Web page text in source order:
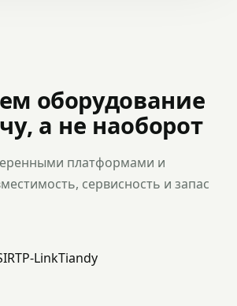
оборудование
а не наоборот
платформами и
сервисность и запас
TP-LinkTiandy